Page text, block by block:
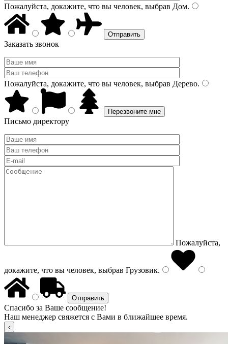
Пожалуйста, докажите, что вы человек, выбрав Дом.
Заказать звонок
Пожалуйста, докажите, что вы человек, выбрав Дерево.
Письмо директору
Пожалуйста,
докажите, что вы человек, выбрав Грузовик.
Спасибо за Ваше сообщение!
Наш менеджер свяжется с Вами в ближайшее время.